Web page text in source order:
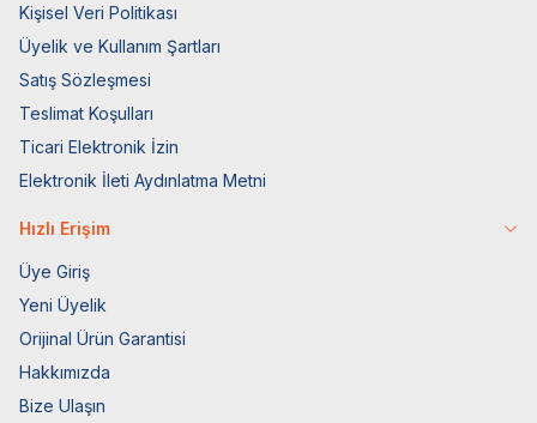
Kişisel Veri Politikası
Üyelik ve Kullanım Şartları
Satış Sözleşmesi
Teslimat Koşulları
Ticari Elektronik İzin
Elektronik İleti Aydınlatma Metni
Hızlı Erişim
Üye Giriş
Yeni Üyelik
Orijinal Ürün Garantisi
Hakkımızda
Bize Ulaşın